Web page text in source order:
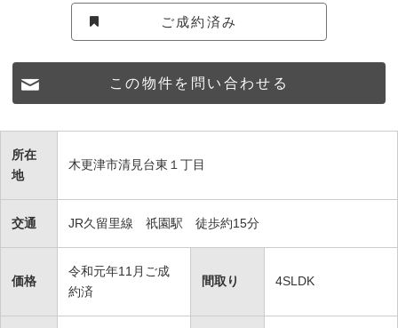
ご成約済み
この物件を問い合わせる
所在
地
木更津市清見台東１丁目
交通 JR久留里線 祇園駅 徒歩約15分
価格
令和元年11月ご成
約済
間取り 4SLDK